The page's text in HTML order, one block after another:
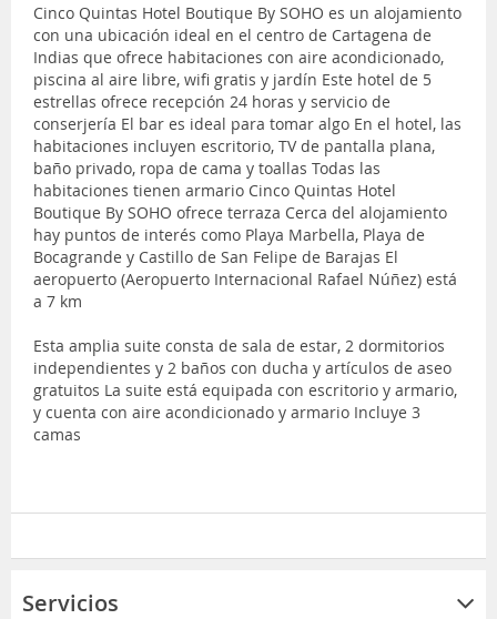
Cinco Quintas Hotel Boutique By SOHO es un alojamiento
con una ubicación ideal en el centro de Cartagena de
Indias que ofrece habitaciones con aire acondicionado,
piscina al aire libre, wifi gratis y jardín Este hotel de 5
estrellas ofrece recepción 24 horas y servicio de
conserjería El bar es ideal para tomar algo En el hotel, las
habitaciones incluyen escritorio, TV de pantalla plana,
baño privado, ropa de cama y toallas Todas las
habitaciones tienen armario Cinco Quintas Hotel
Boutique By SOHO ofrece terraza Cerca del alojamiento
hay puntos de interés como Playa Marbella, Playa de
Bocagrande y Castillo de San Felipe de Barajas El
aeropuerto (Aeropuerto Internacional Rafael Núñez) está
a 7 km
Esta amplia suite consta de sala de estar, 2 dormitorios
independientes y 2 baños con ducha y artículos de aseo
gratuitos La suite está equipada con escritorio y armario,
y cuenta con aire acondicionado y armario Incluye 3
camas
Servicios